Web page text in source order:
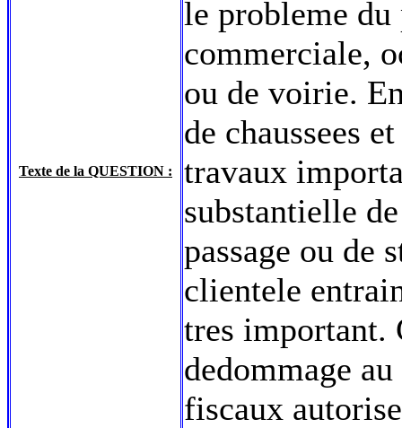
Texte de la QUESTION :
le probleme
commerciale,
ou de voirie.
de chaussees
travaux
substantielle
passage ou de
clientele
tres important.
dedommage
fiscaux